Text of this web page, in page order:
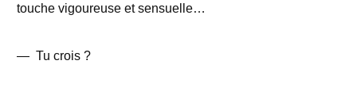
touche vigoureuse et sensuelle…
— Tu crois ?